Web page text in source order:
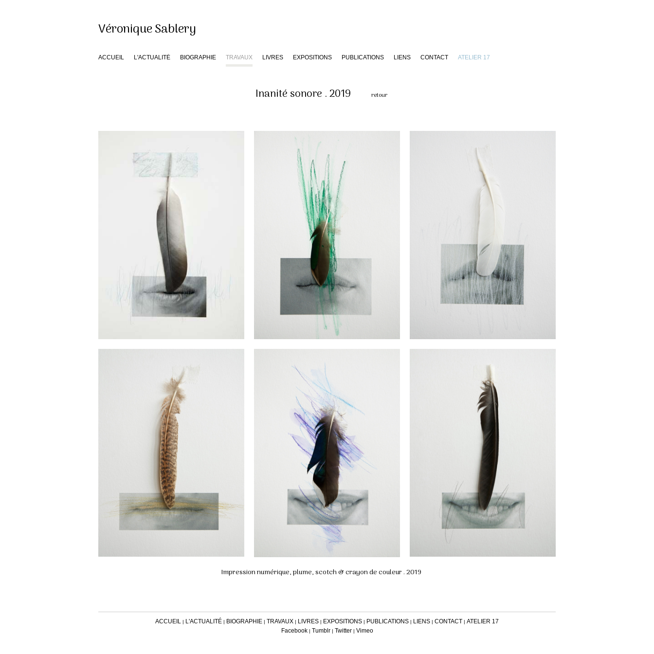
Véronique Sablery
ACCUEIL L'ACTUALITÉ BIOGRAPHIE TRAVAUX LIVRES EXPOSITIONS PUBLICATIONS LIENS CONTACT ATELIER 17
Inanité sonore . 2019 retour
Impression numérique, plume, scotch & crayon de couleur . 2019
ACCUEIL | L'ACTUALITÉ | BIOGRAPHIE | TRAVAUX | LIVRES | EXPOSITIONS | PUBLICATIONS | LIENS | CONTACT | ATELIER 17
Facebook| Tumblr| Twitter| Vimeo